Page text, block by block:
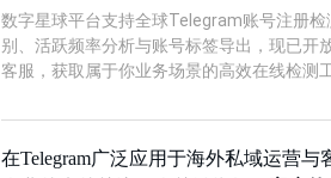
数字星球平台支持全球Telegram账号注册
别、活跃频率分析与账号标签导出，现已开
客服，获取属于你业务场景的高效在线检测
在Telegram广泛应用于海外私域运营与